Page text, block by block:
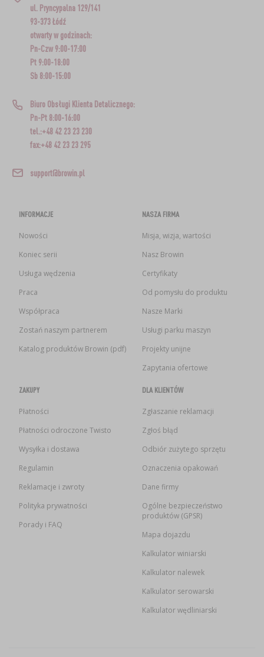
ul. Pryncypalna 129/141
93-373 Łódź
otwarty w godzinach:
Pn-Czw 9:00-17:00
Pt 9:00-18:00
Sb 8:00-15:00
Biuro Obsługi Klienta Detalicznego:
Pn-Pt 8:00-16:00
tel.:+48 42 23 23 230
fax:+48 42 23 23 295
support@browin.pl
INFORMACJE
Nowości
Koniec serii
Usługa wędzenia
Praca
Współpraca
Zostań naszym partnerem
Katalog produktów Browin (pdf)
NASZA FIRMA
Misja, wizja, wartości
Nasz Browin
Certyfikaty
Od pomysłu do produktu
Nasze Marki
Usługi parku maszyn
Projekty unijne
Zapytania ofertowe
ZAKUPY
Płatności
Płatności odroczone Twisto
Wysyłka i dostawa
Regulamin
Reklamacje i zwroty
Polityka prywatności
Porady i FAQ
DLA KLIENTÓW
Zgłaszanie reklamacji
Zgłoś błąd
Odbiór zużytego sprzętu
Oznaczenia opakowań
Dane firmy
Ogólne bezpieczeństwo
produktów (GPSR)
Mapa dojazdu
Kalkulator winiarski
Kalkulator nalewek
Kalkulator serowarski
Kalkulator wędliniarski